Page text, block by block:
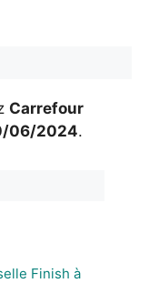
Carrefour
06/2024.
Finish à